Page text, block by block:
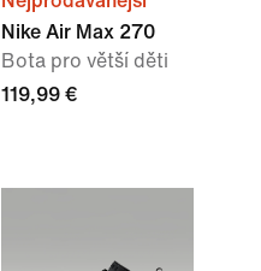
Nike Air Max 270
Bota pro větší děti
119,99 €